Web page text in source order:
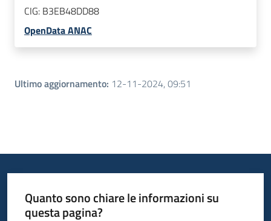
CIG: B3EB48DD88
OpenData ANAC
Ultimo aggiornamento: 12-11-2024, 09:51
Quanto sono chiare le informazioni su
questa pagina?